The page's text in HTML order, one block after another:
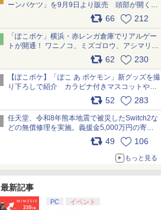
ーンバケツ」を9月9日より販売 頭部が開く仕
組み。味は恐怖を堪のう「味噌フレーバー」
66 212
「ぽこポケ」横浜・赤レンガ倉庫でリアルゲー
トが開通！ ワニノコ、ミズゴロウ、アシマリ登
場シーンをレポート pic.x.com/LDgEByVl6D
62 230
【ぽこポケ】「ぽこ あ ポケモン」新グッズを撮
り下ろしで紹介 カラビナ付きマスコットやス
52 283
任天堂、令和8年熊本地震で被災したSwitch2な
どの無償修理を実施。義援金5,000万円の寄付
も発表 pic.x.com/BAYsMfUfUC
49 106
もっと見る
最新記事
PC
イベント